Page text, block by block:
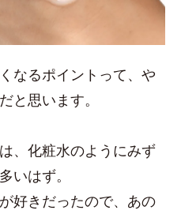
なるポイントって、や
と思います。
、化粧水のようにみず
いはず。
好きだったので、あの